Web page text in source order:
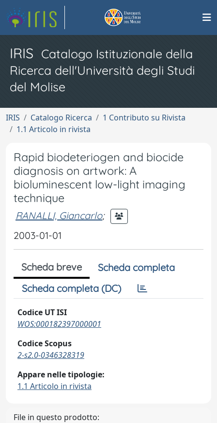
IRIS Catalogo Istituzionale della
Ricerca dell'Università degli Studi
del Molise
IRIS Catalogo Ricerca
1 Contributo su Rivista
1.1 Articolo in rivista
Rapid biodeteriogen and biocide
diagnosis on artwork: A
bioluminescent low-light imaging
technique
RANALLI, Giancarlo;
2003-01-01
Scheda breve
Scheda completa
Scheda completa (DC)
Codice UT ISI
WOS:000182397000001
Codice Scopus
2-s2.0-0346328319
Appare nelle tipologie:
1.1 Articolo in rivista
File in questo prodotto: